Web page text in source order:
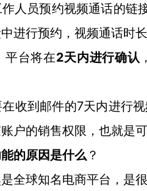
人员预约视频通话的链
进行预约，视频通话时
平台将在2天内进行确认
收到邮件的7天内进行
户的销售权限，也就是可
的原因是什么 ？
全球知名电商平台，是